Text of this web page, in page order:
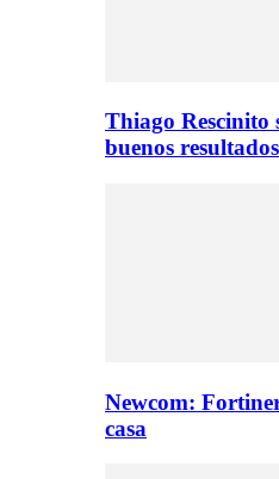
Thiago Rescinito
buenos resultados
Newcom:
casa